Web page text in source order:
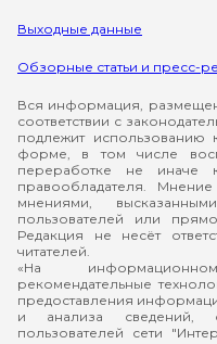
Выходные данные
Обзорные статьи и пресс-
Вся информация,
соответствии с
подлежит
форме, в том числе
переработке не иначе
правообладателя.
мнениями,
пользователей или
Редакция не несёт
читателей.
«На
рекомендательные
предоставления
и анализа сведений,
пользователей сети